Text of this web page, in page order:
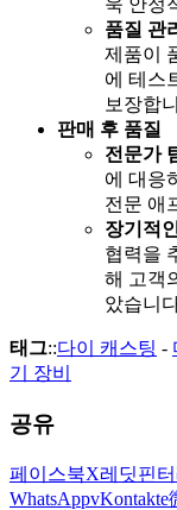
욱 안정
품질 관
제품이
에 테스
보장합
판매 후 품질
전문가
에 대응
전문 애
장기적
협력을
해 고객
았습니
태그::다이 캐스팅 -
기 장비
공유
페이스북X레딧핀
WhatsAppvKontakte